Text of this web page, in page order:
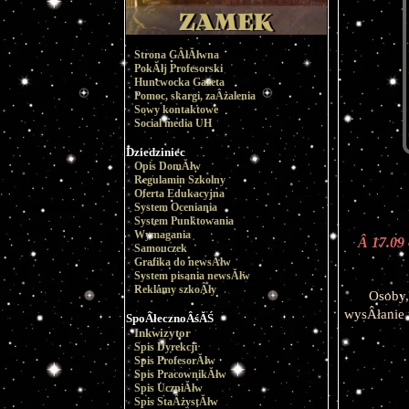
Strona GÂłĂłwna
PokĂłj Profesorski
Huncwocka Gazeta
Pomoc, skargi, zaÂżalenia
Sowy kontaktowe
Social media UH
Dziedziniec
Opis DomĂłw
Regulamin Szkolny
Oferta Edukacyjna
System Oceniania
System Punktowania
Wymagania
Samouczek
Grafika do newsĂłw
System pisania newsĂłw
Reklamy szkoÂły
SpoÂłecznoÂśĂŚ
Inkwizytor
Spis Dyrekcji
Spis ProfesorĂłw
Spis PracownikĂłw
Spis UczniĂłw
Spis StaÂżystĂłw
Â 17.09